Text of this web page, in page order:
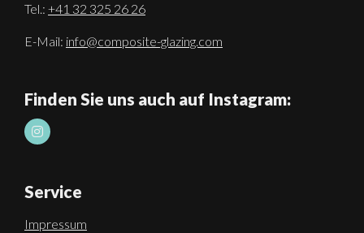
Tel.: +41 32 325 26 26
E-Mail: info@composite-glazing.com
Finden Sie uns auch auf Instagram:
Service
Impressum